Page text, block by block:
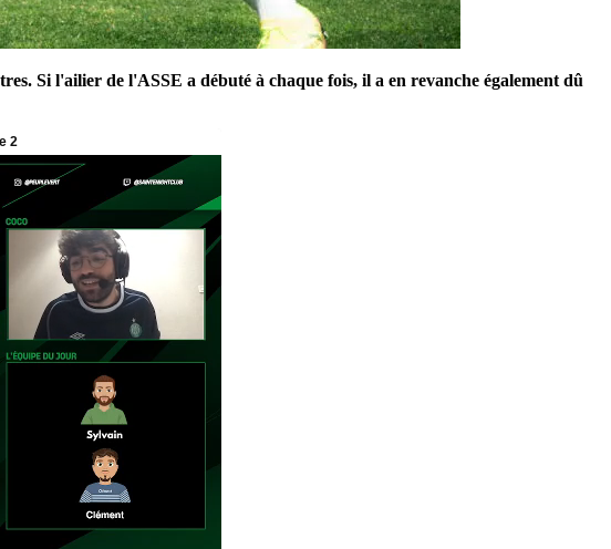
Si l'ailier de l'ASSE a débuté à chaque fois, il a en revanche également dû